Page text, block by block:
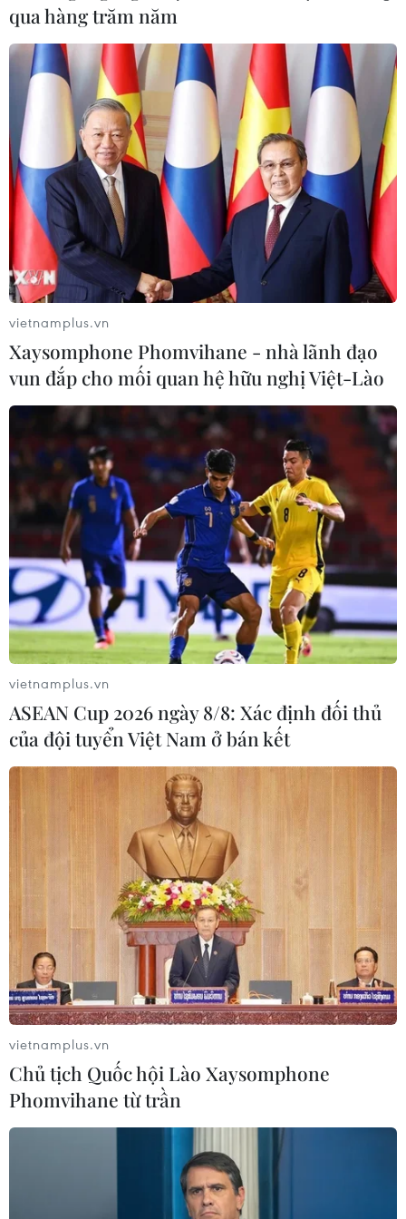
Trùng tu, phục hồi nhiều công trình quan
trọng trong Đại Nội Huế
22/11/2021 10:50
Hiện nay ba ngôi điện quan trọng nhất trong khu vực
Đại Nội là điện Thái Hòa, điện Cần Chánh, điện Kiến
Trung đã và đang được trùng tu, phục hồi góp phần hồi
sinh những giá trị di sản văn hóa.
Khởi công tu bổ tổng thể di tích điện Thái
Hòa trong Đại Nội Huế
23/11/2021 11:37
Điện Thái Hòa không chỉ là công trình kiến trúc, mà còn
là nơi lưu giữ hệ thống văn thơ, theo hình thức trang trí
“nhất thi, nhất họa” độc đáo đã được tổ chức UNESCO
công nhận là Di sản Tư liệu.
qua hàng trăm năm
vietnamplus.vn
Xaysomphone Phomvihane - nhà lãnh đạo
vun đắp cho mối quan hệ hữu nghị Việt-Lào
vietnamplus.vn
ASEAN Cup 2026 ngày 8/8: Xác định đối thủ
của đội tuyển Việt Nam ở bán kết
vietnamplus.vn
Chủ tịch Quốc hội Lào Xaysomphone
Phomvihane từ trần